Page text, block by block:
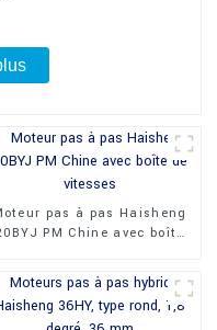
pas à pas Haisheng
PM Chine avec boîte